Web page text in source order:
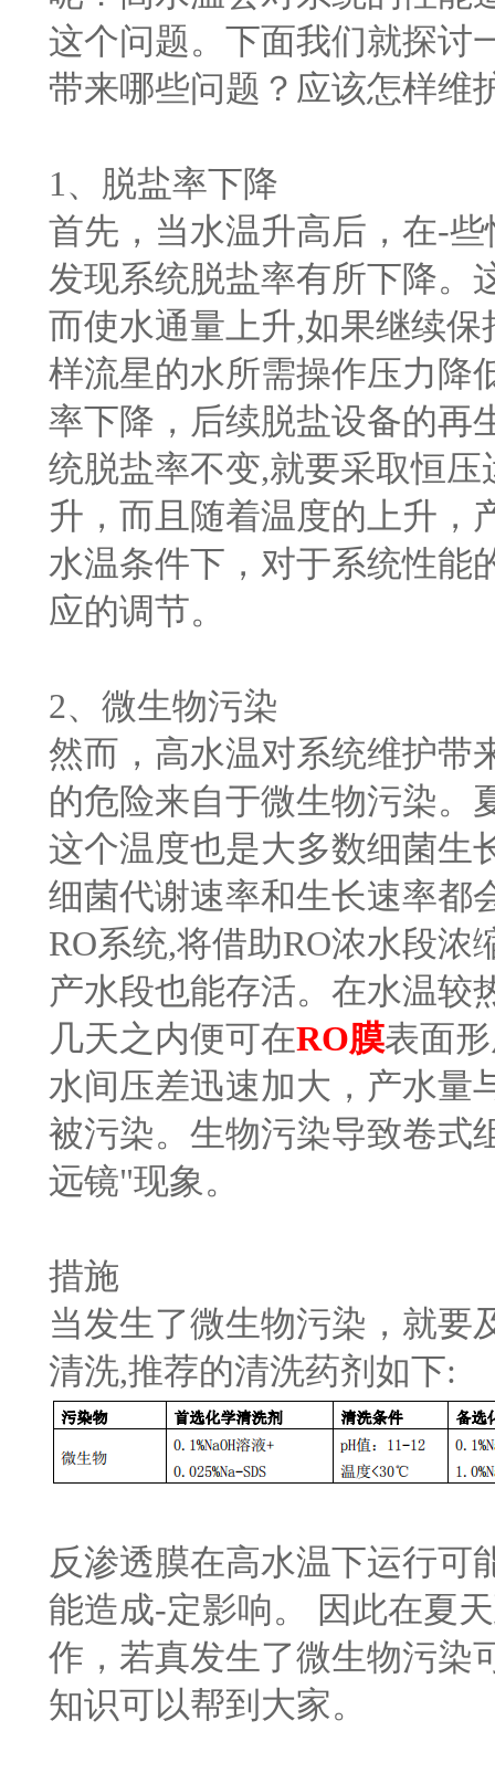
这个问题。下面我们就探讨
带来哪些问题？应该怎样维
1、脱盐率下降
首先，当水温升高后，在-
发现系统脱盐率有所下降。
而使水通量上升,如果继续
样流星的水所需操作压力降
率下降，后续脱盐设备的再
统脱盐率不变,就要采取恒
升，而且随着温度的上升，
水温条件下，对于系统性能
应的调节。
2、微生物污染
然而，高水温对系统维护带
的危险来自于微生物污染。
这个温度也是大多数细菌生
细菌代谢速率和生长速率都
RO系统,将借助RO浓水段
产水段也能存活。在水温较
几天之内便可在RO膜表面
水间压差迅速加大，产水量
被污染。生物污染导致卷式
远镜"现象。
措施
当发生了微生物污染，就要
清洗,推荐的清洗药剂如下:
反渗透膜在高水温下运行可
能造成-定影响。 因此在夏
作，若真发生了微生物污染
知识可以帮到大家。